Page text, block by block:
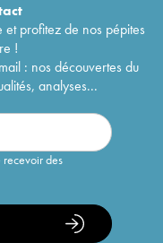
profitez de nos pépites
!
: nos découvertes du
analyses...
recevoir des